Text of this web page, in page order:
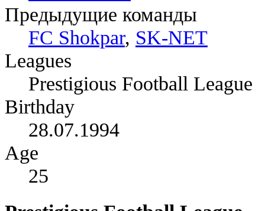
Предыдущие команды
FC Shokpar, SK-NET
Leagues
Prestigious Football League
Birthday
28.07.1994
Age
25